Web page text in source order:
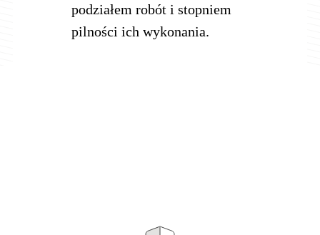
podziałem robót i stopniem
pilności ich wykonania.